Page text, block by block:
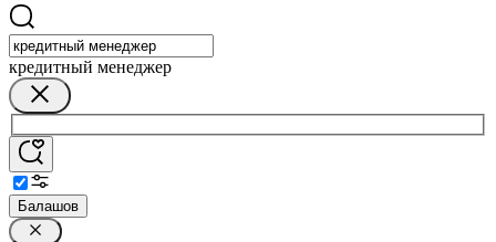
кредитный менеджер
Балашов